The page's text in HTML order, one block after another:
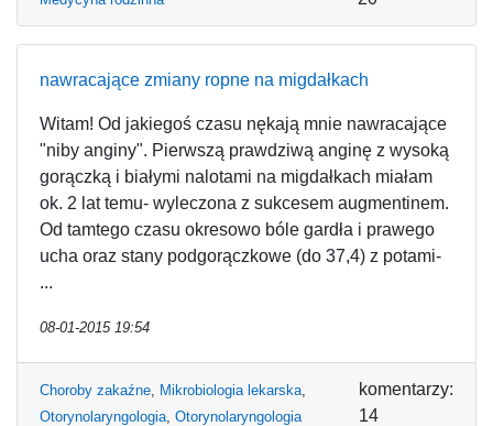
nawracające zmiany ropne na migdałkach
Witam! Od jakiegoś czasu nękają mnie nawracające
"niby anginy". Pierwszą prawdziwą anginę z wysoką
gorączką i białymi nalotami na migdałkach miałam
ok. 2 lat temu- wyleczona z sukcesem augmentinem.
Od tamtego czasu okresowo bóle gardła i prawego
ucha oraz stany podgorączkowe (do 37,4) z potami-
...
08-01-2015 19:54
Choroby zakaźne, Mikrobiologia lekarska,
Otorynolaryngologia, Otorynolaryngologia
komentarzy:
14